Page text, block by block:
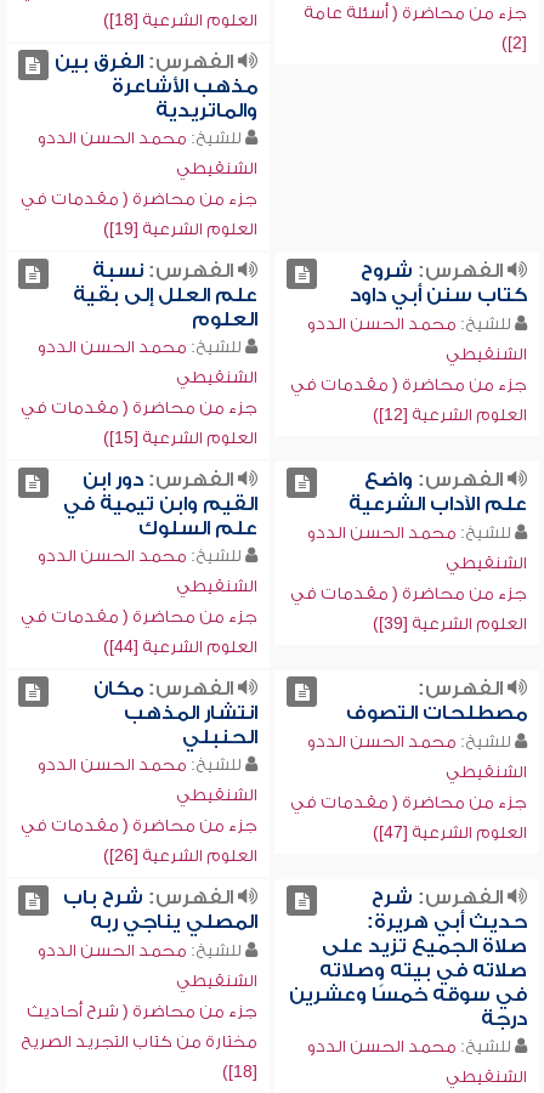
جزء من محاضرة ( أسئلة عامة
[2])
العلوم الشرعية [18])
الفهرس:الفرق بين
مذهب الأشاعرة
والماتريدية
للشيخ: محمد الحسن الددو
الشنقيطي
جزء من محاضرة ( مقدمات في
العلوم الشرعية [19])
الفهرس: شروح
كتاب سنن أبي داود
للشيخ: محمد الحسن الددو
الشنقيطي
جزء من محاضرة ( مقدمات في
العلوم الشرعية [12])
الفهرس:نسبة
علم العلل إلى بقية
العلوم
للشيخ: محمد الحسن الددو
الشنقيطي
جزء من محاضرة ( مقدمات في
العلوم الشرعية [15])
الفهرس: واضع
علم الآداب الشرعية
للشيخ: محمد الحسن الددو
الشنقيطي
جزء من محاضرة ( مقدمات في
العلوم الشرعية [39])
الفهرس:دور ابن
القيم وابن تيمية في
علم السلوك
للشيخ: محمد الحسن الددو
الشنقيطي
جزء من محاضرة ( مقدمات في
العلوم الشرعية [44])
الفهرس:
مصطلحات التصوف
للشيخ: محمد الحسن الددو
الشنقيطي
جزء من محاضرة ( مقدمات في
العلوم الشرعية [47])
الفهرس:مكان
انتشار المذهب
الحنبلي
للشيخ: محمد الحسن الددو
الشنقيطي
جزء من محاضرة ( مقدمات في
العلوم الشرعية [26])
الفهرس: شرح
حديث أبي هريرة:
صلاة الجميع تزيد على
صلاته في بيته وصلاته
في سوقه خمسًا وعشرين
درجة
للشيخ: محمد الحسن الددو
الشنقيطي
الفهرس: شرح باب
المصلي يناجي ربه
للشيخ: محمد الحسن الددو
الشنقيطي
جزء من محاضرة ( شرح أحاديث
مختارة من كتاب التجريد الصريح
[18])